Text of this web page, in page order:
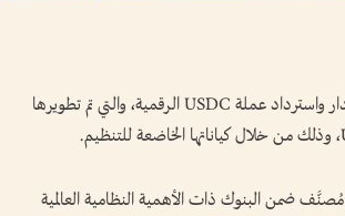
أعلن «ستاندرد تشارترد» عن إطلاق آليته المؤسسية لإصدار واسترداد عملة USDC الرقمية، والتي تم تطويرها
ضمن البنوك ذات الأهمية النظامية العالمية